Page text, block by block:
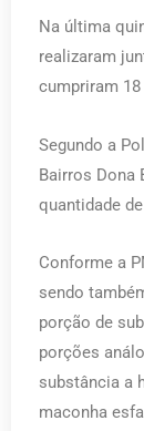
Na última
realizaram
cumpriram
Segundo a
Bairros Dona
quantidade
Conforme a
sendo
porção de
porções
substância a
maconha